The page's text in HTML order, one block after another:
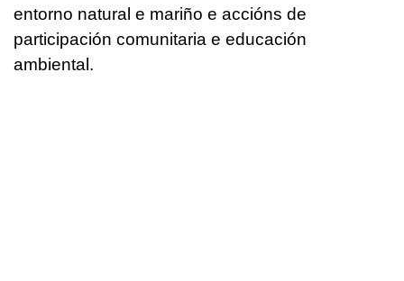
entorno natural e mariño e accións de
participación comunitaria e educación
ambiental.